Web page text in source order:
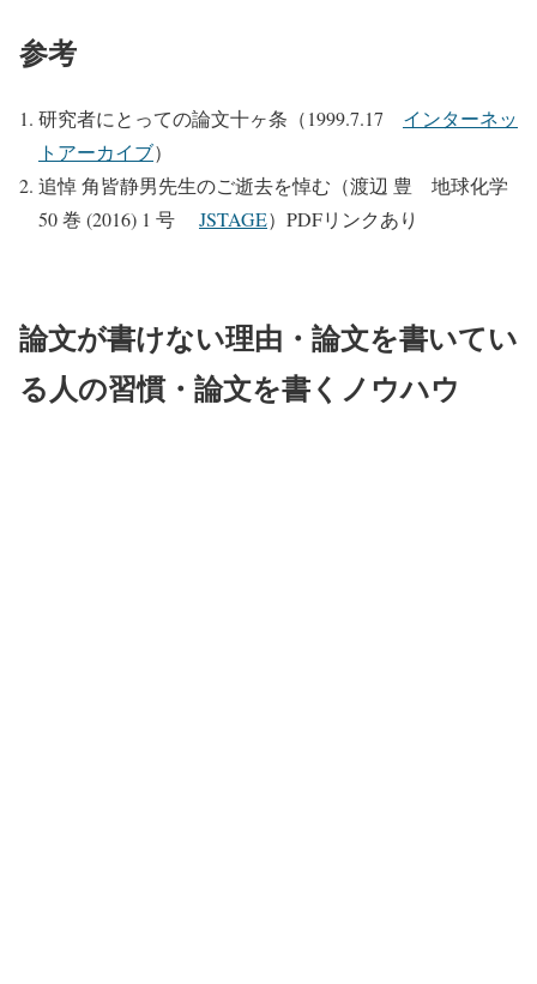
参考
研究者にとっての論文十ヶ条（1999.7.17 インターネッ
トアーカイブ）
追悼 角皆静男先生のご逝去を悼む（渡辺 豊 地球化学
50 巻 (2016) 1 号 JSTAGE）PDFリンクあり
論文が書けない理由・論文を書いてい
る人の習慣・論文を書くノウハウ